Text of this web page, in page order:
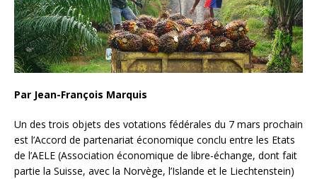
Par Jean-François Marquis
Un des trois objets des votations fédérales du 7 mars prochain
est l’Accord de partenariat économique conclu entre les Etats
de l’AELE (Association économique de libre-échange, dont fait
partie la Suisse, avec la Norvège, l’Islande et le Liechtenstein)